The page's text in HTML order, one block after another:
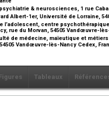
& neurosciences, 1 rue
Albert-1er, Université de Lorraine,
l’adolescent, centre
rue du Morvan, 54505 Vandœuvre-
de médecine, maïeutique et
Vandœuvre-lès-Nancy Cedex,
Tableaux